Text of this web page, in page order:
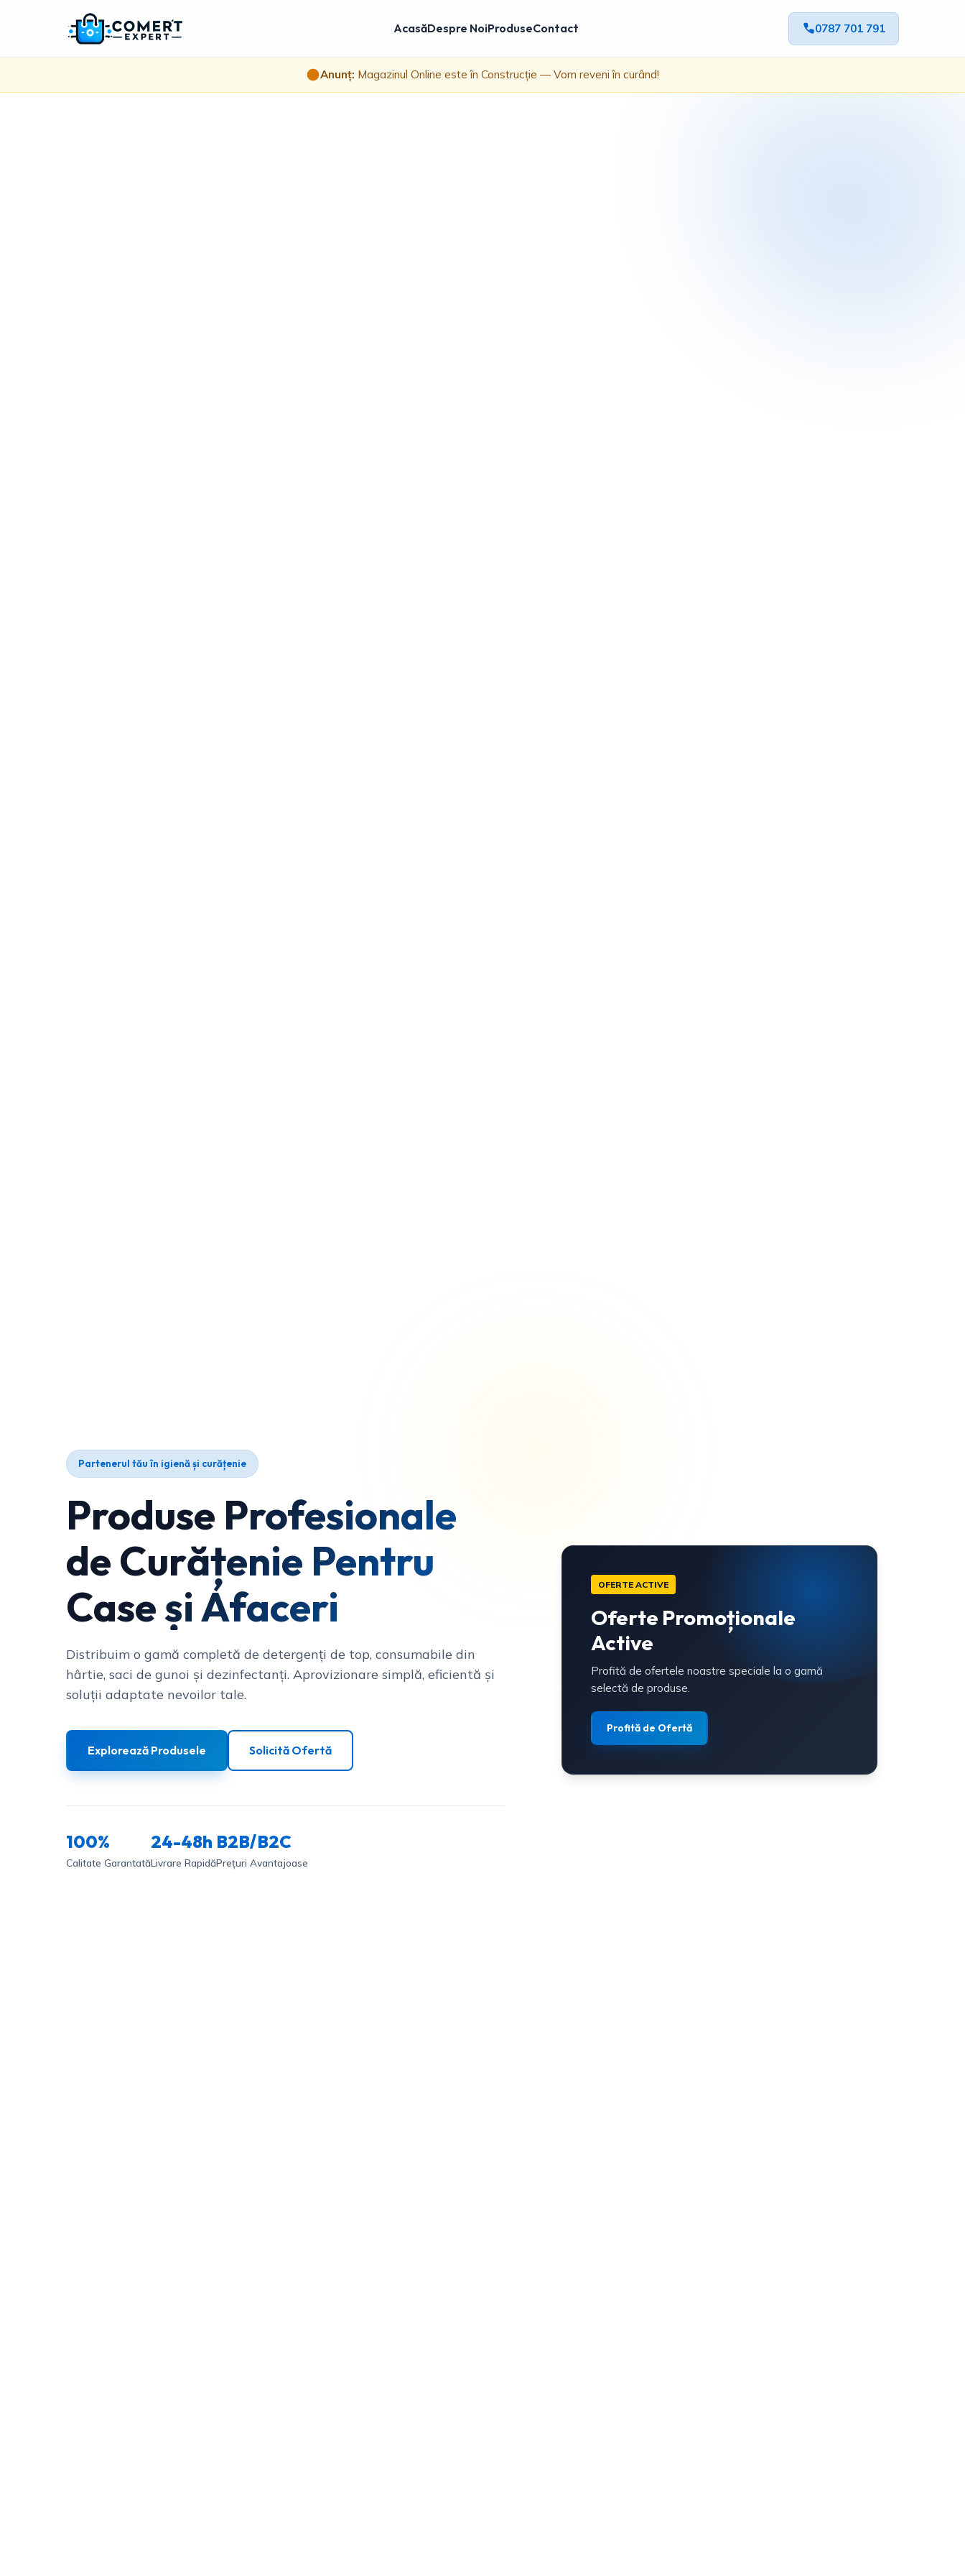
AcasăDespre NoiProduseContact 0787 701 791
Anunț: Magazinul Online este în Construcție — Vom reveni în curând!
Partenerul tău în igienă și curățenie
Produse Profesionale
de Curățenie Pentru
Case și Afaceri
Distribuim o gamă completă de detergenți de top, consumabile din
hârtie, saci de gunoi și dezinfectanți. Aprovizionare simplă, eficientă și
soluții adaptate nevoilor tale.
Explorează Produsele Solicită Ofertă
100%
Calitate Garantată
24-48h
Livrare Rapidă
B2B/B2C
Prețuri Avantajoase
OFERTE ACTIVE
Oferte Promoționale
Active
Profită de ofertele noastre speciale la o gamă
selectă de produse.
Profită de Ofertă